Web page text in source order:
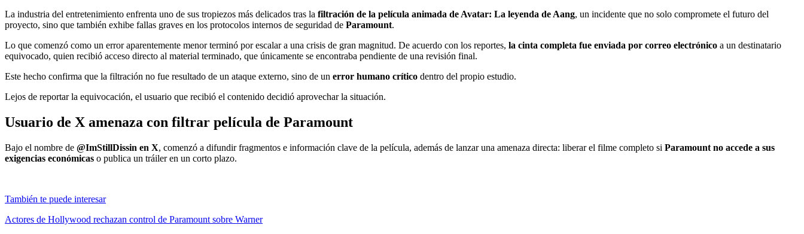
La industria del entretenimiento enfrenta uno de sus tropiezos más delicados tras la filtración de la película animada de Avatar: La leyenda de Aang, un incidente que no solo compromete el futuro del
proyecto, sino que también exhibe fallas graves en los protocolos internos de seguridad de Paramount.
Lo que comenzó como un error aparentemente menor terminó por escalar a una crisis de gran magnitud. De acuerdo con los reportes, la cinta completa fue enviada por correo electrónico a un destinatario
equivocado, quien recibió acceso directo al material terminado, que únicamente se encontraba pendiente de una revisión final.
Este hecho confirma que la filtración no fue resultado de un ataque externo, sino de un error humano crítico dentro del propio estudio.
Lejos de reportar la equivocación, el usuario que recibió el contenido decidió aprovechar la situación.
Usuario de X amenaza con filtrar película de Paramount
Bajo el nombre de @ImStillDissin en X, comenzó a difundir fragmentos e información clave de la película, además de lanzar una amenaza directa: liberar el filme completo si Paramount no accede a sus
exigencias económicas o publica un tráiler en un corto plazo.
También te puede interesar
Actores de Hollywood rechazan control de Paramount sobre Warner